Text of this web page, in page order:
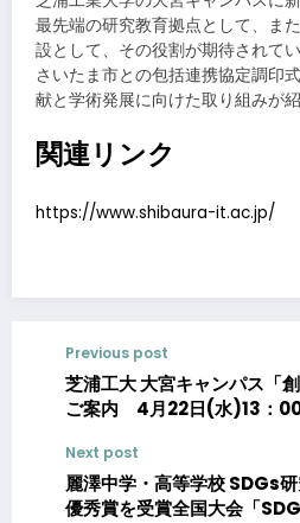
最先端の研究教育拠点として、ま
設として、その役割が期待されて
さいたま市との包括連携協定調印
献と学術発展に向けた取り組みが
関連リンク
https://www.shibaura-it.ac.jp/
Previous post
芝浦工大 大宮キャンパス「
ご案内 4月22日(水)13：
Next post
麗澤中学・高等学校 SDGs
優秀賞を受賞全国大会「